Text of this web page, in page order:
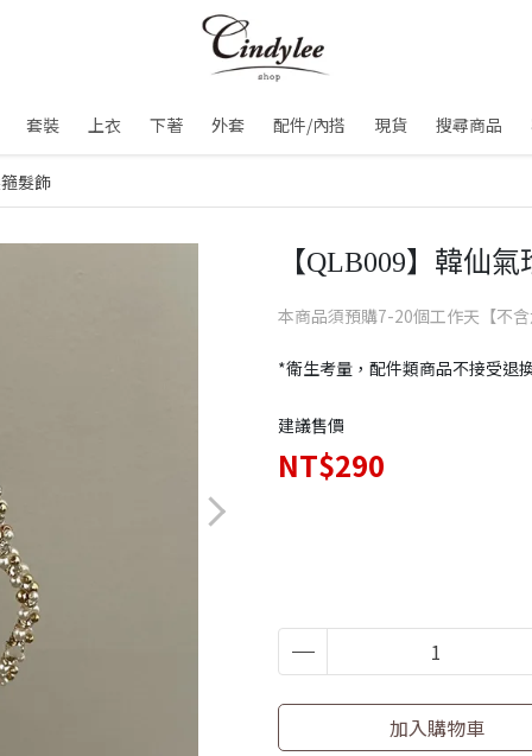
套裝 上衣 下著 外套 配件/內搭 現貨 搜尋商品
髮飾
【QLB009】韓仙
本商品須預購7-20個工作天【不
*衛生考量，配件類商品不接受退
建議售價
NT$290
加入購物車